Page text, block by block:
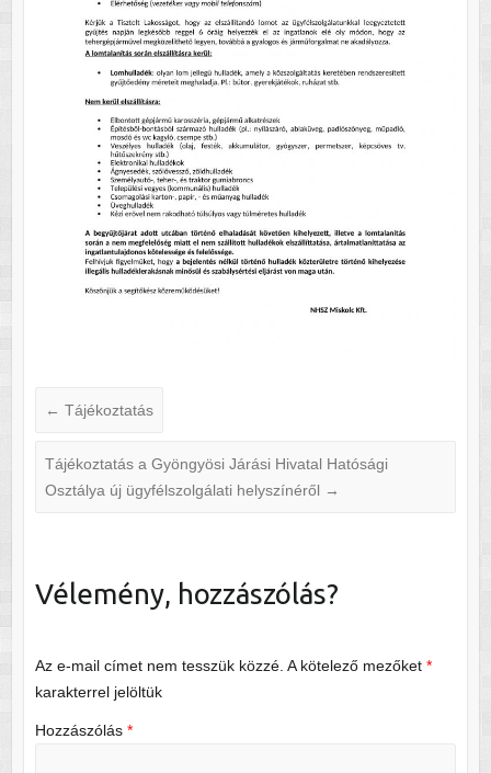
← Tájékoztatás
Tájékoztatás a Gyöngyösi Járási Hivatal Hatósági
Osztálya új ügyfélszolgálati helyszínéről →
Vélemény, hozzászólás?
Az e-mail címet nem tesszük közzé. A kötelező mezőket *
karakterrel jelöltük
Hozzászólás *